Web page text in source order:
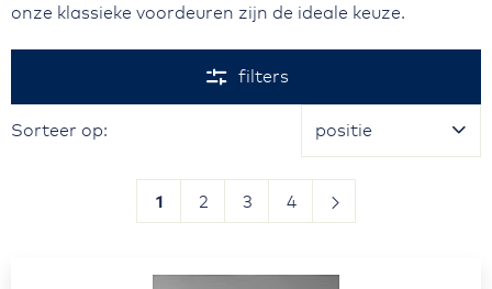
onze klassieke voordeuren zijn de ideale keuze.
filters
Sorteer op:
Je leest momenteel pagina
1 Pagina
2 Pagina
3 Pagina
4